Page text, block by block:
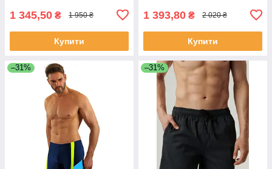
1 345,50 ₴ 1 950 ₴
Купити
1 393,80 ₴ 2 020 ₴
Купити
–31% –31%